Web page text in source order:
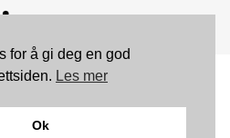
for å gi deg en god
Les mer
Ok